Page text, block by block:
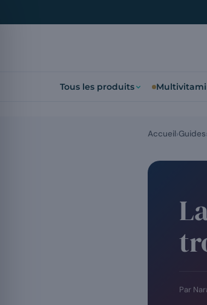
Tous les produits
Par
Accueil Guides